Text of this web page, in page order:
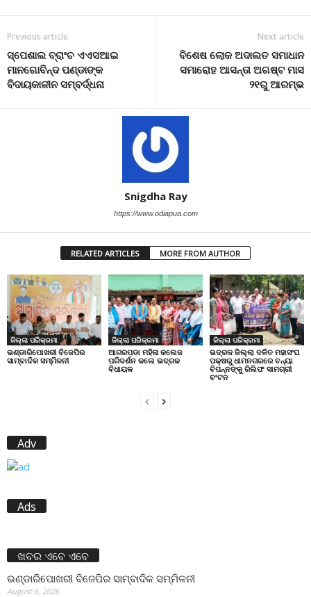
Previous article
ସ୍ପେଶାଲ ବ୍ରାଂଚ ଏଏସଆଇ
ମାନଗୋବିନ୍ଦ ପଣ୍ଡାଙ୍କ
ବିଦାୟକାଳୀନ ସମ୍ବର୍ଦ୍ଧନା
Next article
ବିଶେଷ ଲୋକ ଅଦାଲତ ସମାଧାନ
ସମାରୋହ ଆସନ୍ତା ଅଗଷ୍ଟ ମାସ
୨୧ରୁ ଆରମ୍ଭ
Snigdha Ray
https://www.odiapua.com
RELATED ARTICLES MORE FROM AUTHOR
ଜିଲ୍ଲା ପରିକ୍ରମା
ଭଣ୍ଡାରିପୋଖରୀ ବିଜେପିର
ସାମ୍ବାଦିକ ସମ୍ମିଳନୀ
ଜିଲ୍ଲା ପରିକ୍ରମା
ଆଗରପଡା ମହିଳା କଲେଜ
ପରିଦର୍ଶନ କଲେ ଭଦ୍ରକ
ବିଧାୟକ
ଜିଲ୍ଲା ପରିକ୍ରମା
ଭଦ୍ରକ ଜିଲ୍ଲା ଦଳିତ ମହାସଂଘ
ପକ୍ଷରୁ ଧାମନଗରରେ ବନ୍ୟା
ବିପନ୍ନଙ୍କୁ ରିଲିଫ ସାମଗ୍ରୀ
ବଂଟନ
Adv
Ads
ଖବର ଏବେ ଏବେ
ଭଣ୍ଡାରିପୋଖରୀ ବିଜେପିର ସାମ୍ବାଦିକ ସମ୍ମିଳନୀ
August 6, 2026